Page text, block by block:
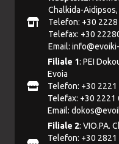
Chalkida-
Telefon: +30
Telefax: +30
Email:
Filiale 1: PEI
Evoia
Telefon: +30
Telefax: +30 2221
Email:
Filiale 2: VIO.PA.
Telefon: +30